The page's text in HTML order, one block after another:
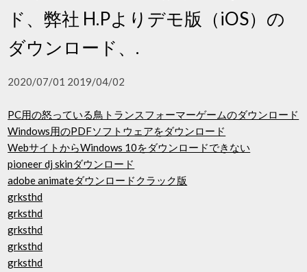
ド、弊社 H.Pよりデモ版（iOS）の
ダウンロード、.
2020/07/01 2019/04/02
PC用の怒っている鳥トランスフォーマーゲームのダウンロード
Windows用のPDFソフトウェアをダウンロード
WebサイトからWindows 10をダウンロードできない
pioneer dj skinダウンロード
adobe animateダウンロードクラック版
grksthd
grksthd
grksthd
grksthd
grksthd